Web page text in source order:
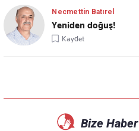
Necmettin Batırel
Yeniden doğuş!
Kaydet
Bize